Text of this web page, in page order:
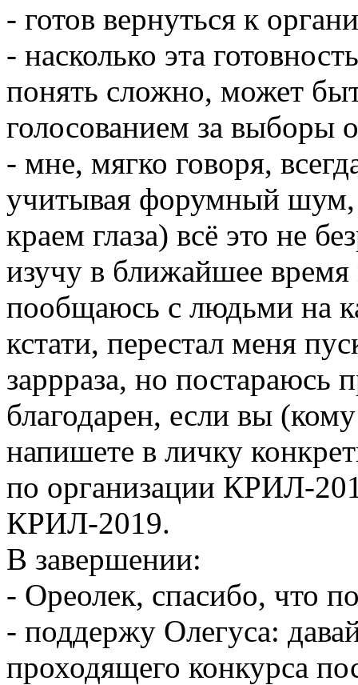
- готов вернуться к
- насколько эта
понять сложно, может
голосованием за выборы
- мне, мягко говоря,
учитывая форумный шум,
краем глаза) всё это не
изучу в ближайшее
пообщаюсь с людьми на
кстати, перестал меня
заррраза, но постараюсь
благодарен, если вы
напишете в личку
по организации КРИЛ-
КРИЛ-2019.
В завершении:
- Ореолек, спасибо, что
- поддержу Олегуса:
проходящего конкурса